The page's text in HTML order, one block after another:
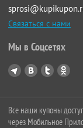
Связаться с нами
Мы в Соцсетях
Все наши купоны
через Мобильное